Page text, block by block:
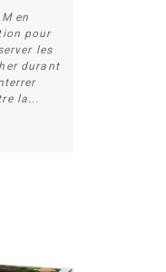
en
pour
les
durant
la...